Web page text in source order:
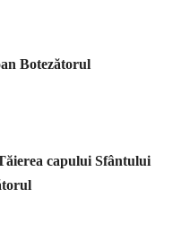
Botezătorul
capului Sfântului